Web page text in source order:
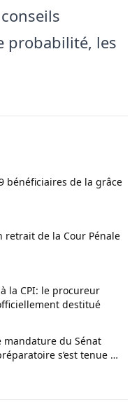
probabilité, les
bénéficiaires de la grâce
retrait de la Cour Pénale
la CPI: le procureur
destitué
du Sénat
s’est tenue ce